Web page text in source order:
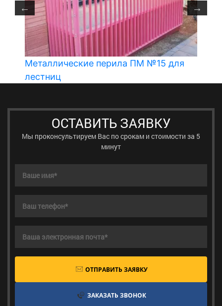
Металлические перила ПМ №15 для
лестниц
ОСТАВИТЬ ЗАЯВКУ
Мы проконсультируем Вас по срокам и стоимости за 5
минут
ОТПРАВИТЬ ЗАЯВКУ
ЗАКАЗАТЬ ЗВОНОК